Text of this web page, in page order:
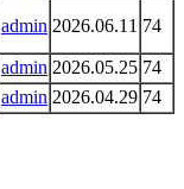
admin 2026.06.11 74
admin 2026.05.25 74
admin 2026.04.29 74